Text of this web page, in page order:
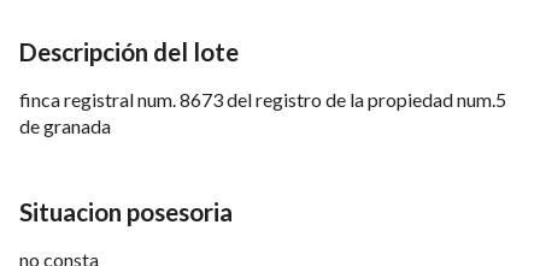
Descripción del lote
finca registral num. 8673 del registro de la propiedad num.5
de granada
Situacion posesoria
no consta